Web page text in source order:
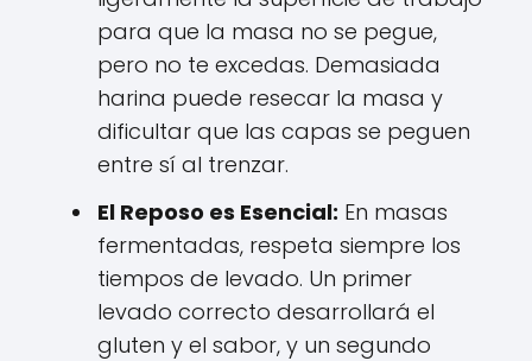
para que la masa no se pegue,
pero no te excedas. Demasiada
harina puede resecar la masa y
dificultar que las capas se peguen
entre sí al trenzar.
El Reposo es Esencial: En masas
fermentadas, respeta siempre los
tiempos de levado. Un primer
levado correcto desarrollará el
gluten y el sabor, y un segundo